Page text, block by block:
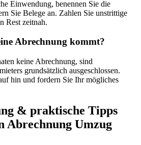
Einwendung, benennen Sie die
Sie Belege an. Zahlen Sie unstrittige
Rest zeitnah.
Abrechnung kommt?
keine Abrechnung, sind
grundsätzlich ausgeschlossen.
hin und fordern Sie Ihr mögliches
& praktische Tipps
Abrechnung Umzug